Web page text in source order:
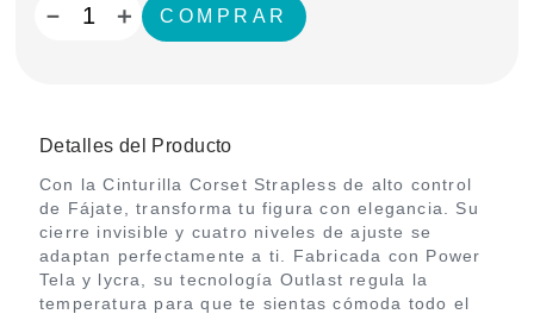
＋
－
Detalles del Producto
Con la Cinturilla Corset Strapless de alto control
de Fájate, transforma tu figura con elegancia. Su
cierre invisible y cuatro niveles de ajuste se
adaptan perfectamente a ti. Fabricada con Power
Tela y lycra, su tecnología Outlast regula la
temperatura para que te sientas cómoda todo el